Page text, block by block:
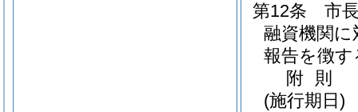
第12条
市
融資機関
報告を徴
附 則
(施行期日)